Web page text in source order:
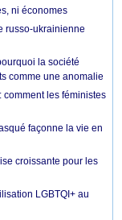
ni économes
russo-ukrainienne
la société
comme une anomalie
les féministes
façonne la vie en
croissante pour les
LGBTQI+ au